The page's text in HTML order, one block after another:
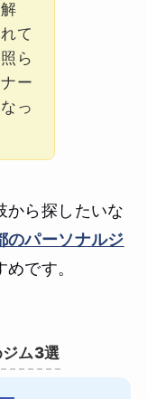
て
ら
ー
っ
から探したいな
のパーソナルジ
です。
ム3選